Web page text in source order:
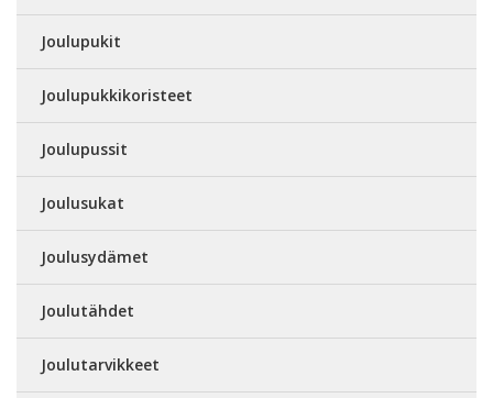
Joulupukit
Joulupukkikoristeet
Joulupussit
Joulusukat
Joulusydämet
Joulutähdet
Joulutarvikkeet